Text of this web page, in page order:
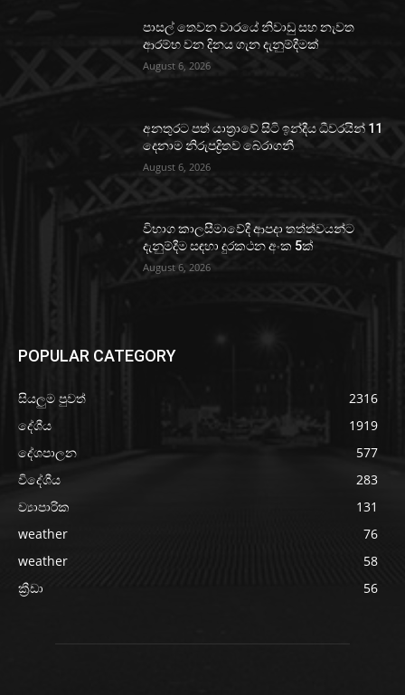
පාසල් තෙවන වාරයේ නිවාඩු සහ නැවත
ආරම්භ වන දිනය ගැන දැනුම්දීමක්
August 6, 2026
අනතුරට පත් යාත්‍රාවේ සිටි ඉන්දීය ධීවරයින් 11
දෙනාම නිරුපද්‍රිතව බේරාගනී
August 6, 2026
විභාග කාලසීමාවේදී ආපදා තත්ත්වයන්ට
දැනුම්දීම සඳහා දුරකථන අංක 5ක්
August 6, 2026
POPULAR CATEGORY
සියලුම පුවත්
2316
දේශීය
1919
දේශපාලන
577
විදේශීය
283
ව්‍යාපාරික
131
weather
76
weather
58
ක්‍රීඩා
56